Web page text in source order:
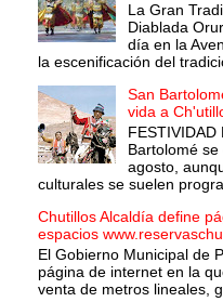
La Gran
Diablada
día en la
la escenificación del
San
vida a
FESTIVIDAD
Bartolomé
agosto,
culturales se suelen
Chutillos Alcaldía define
espacios
El Gobierno Municipal de
página de internet en la
venta de metros lineales,